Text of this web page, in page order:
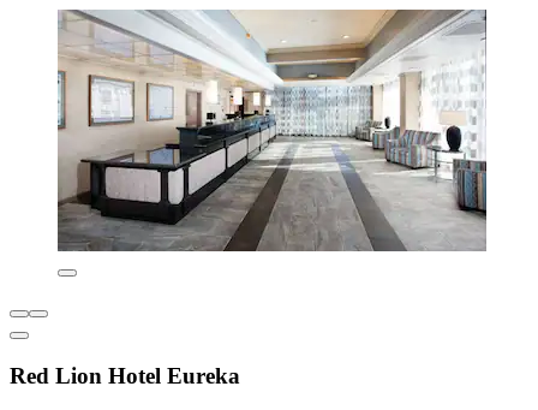
Red Lion Hotel Eureka